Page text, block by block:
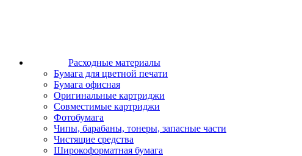
Расходные материалы
Бумага для цветной печати
Бумага офисная
Оригинальные картриджи
Совместимые картриджи
Фотобумага
Чипы, барабаны, тонеры, запасные части
Чистящие средства
Широкоформатная бумага